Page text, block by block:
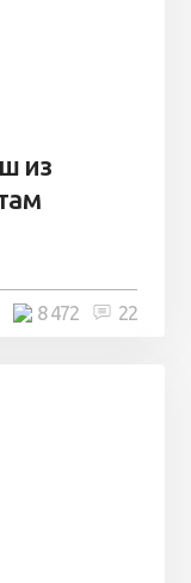
из
22
8 472